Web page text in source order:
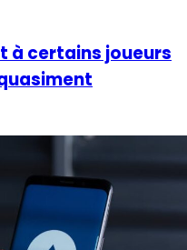
à certains joueurs